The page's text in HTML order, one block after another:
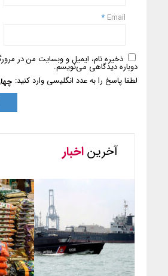
Email
*
ذخیره نام، ایمیل و وبسایت من در
دوباره دیدگاهی می‌نویسم.
لطفا پاسخ را به عدد انگلیسی وارد کنید:
آخریناخبار